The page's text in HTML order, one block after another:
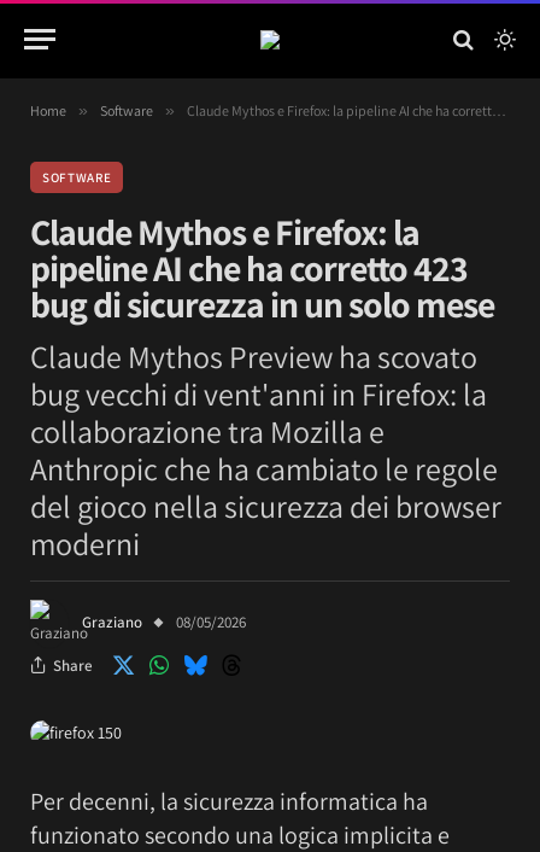
Home » Software » Claude Mythos e Firefox: la pipeline AI che ha corretto 423 bug di sicurezza in un solo mese
SOFTWARE
Claude Mythos e Firefox: la
pipeline AI che ha corretto 423
bug di sicurezza in un solo mese
Claude Mythos Preview ha scovato
bug vecchi di vent'anni in Firefox: la
collaborazione tra Mozilla e
Anthropic che ha cambiato le regole
del gioco nella sicurezza dei browser
moderni
Graziano 08/05/2026
Share
Per decenni, la sicurezza informatica ha
funzionato secondo una logica implicita e